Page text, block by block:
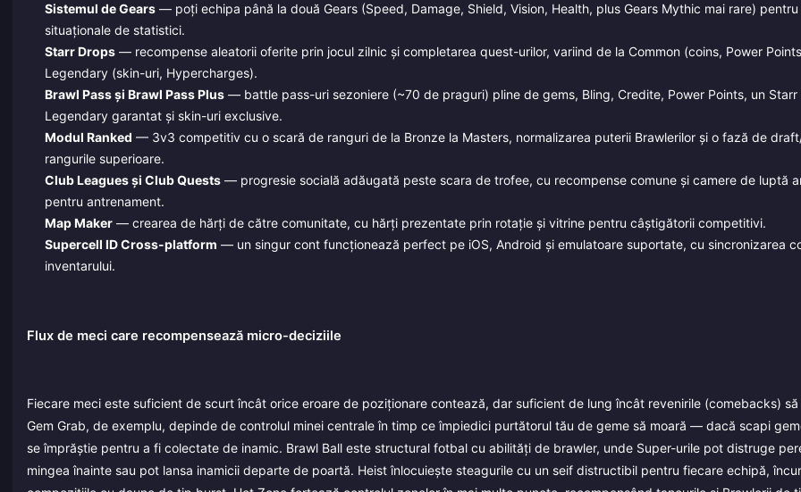
Sistemul de Gears— poți echipa până la două Gears (Speed, Damage, Shield, Vision, Health, plus Gears Mythic mai rare) pentru
situaționale de statistici.
Starr Drops— recompense aleatorii oferite prin jocul zilnic și completarea quest-urilor, variind de la Common (coins, Power
Legendary (skin-uri, Hypercharges).
Brawl Pass și Brawl Pass Plus— battle pass-uri sezoniere (~70 de praguri) pline de gems, Bling, Credite, Power Points, un Starr
Legendary garantat și skin-uri exclusive.
Modul Ranked — 3v3 competitiv cu o scară de ranguri de la Bronze la Masters, normalizarea puterii Brawlerilor și o fază de
rangurile superioare.
Club Leagues și Club Quests— progresie socială adăugată peste scara de trofee, cu recompense comune și camere de luptă
pentru antrenament.
Map Maker— crearea de hărți de către comunitate, cu hărți prezentate prin rotație și vitrine pentru câștigătorii competitivi.
Supercell ID Cross-platform — un singur cont funcționează perfect pe iOS, Android și emulatoare suportate, cu sincronizarea
inventarului.
Flux de meci care recompensează micro-deciziile
Fiecare meci este suficient de scurt încât orice eroare de poziționare contează, dar suficient de lung încât revenirile (comebacks)
Gem Grab, de exemplu, depinde de controlul minei centrale în timp ce împiedici purtătorul tău de geme să moară — dacă scapi
se împrăștie pentru a fi colectate de inamic. Brawl Ball este structural fotbal cu abilități de brawler, unde Super-urile pot distruge
mingea înainte sau pot lansa inamicii departe de poartă. Heist înlocuiește steagurile cu un seif distructibil pentru fiecare echipă,